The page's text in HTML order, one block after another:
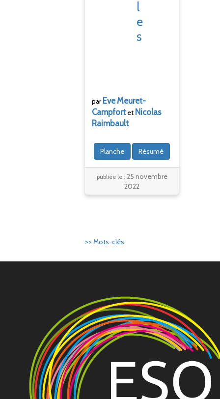
l
e
s
par EveMeuret-
Campfortet Nicolas
Raimbault
Planche Résumé
publiée le : 25 novembre
2022
>> Mots-clés